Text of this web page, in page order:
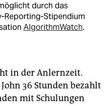
durch das
Stipendium
AlgorithmWatch.
in der Anlernzeit.
36 Stunden bezahlt
mit Schulungen